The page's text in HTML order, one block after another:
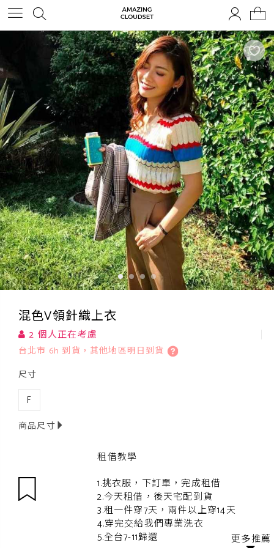
混色V領針織上衣
2 個人正在考慮
台北市 6h 到貨，其他地區明日到貨
尺寸
F
商品尺寸
租借教學
1.挑衣服，下訂單，完成租借
2.今天租借，後天宅配到貨
3.租一件穿7天，兩件以上穿14天
4.穿完交給我們專業洗衣
5.全台7-11歸還
更多推薦